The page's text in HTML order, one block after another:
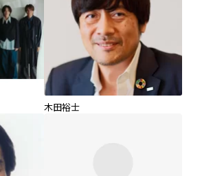
木田裕士